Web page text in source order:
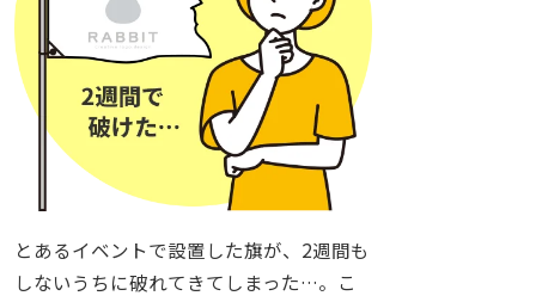
とあるイベントで設置した旗が、2週間も
しないうちに破れてきてしまった…。こ